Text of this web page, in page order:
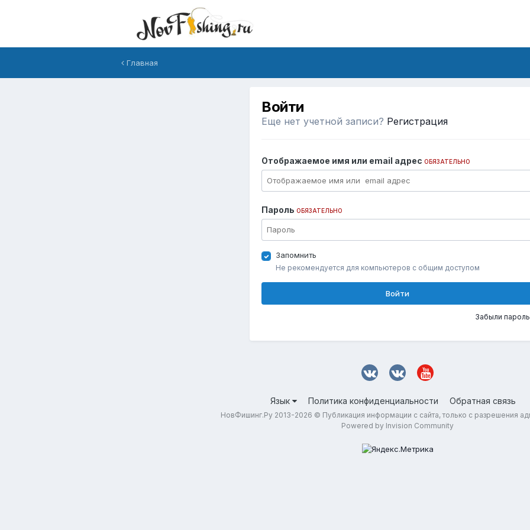
Главная
Войти
Еще нет учетной записи? Регистрация
Отображаемое имя или email адрес ОБЯЗАТЕЛЬНО
Пароль ОБЯЗАТЕЛЬНО
Запомнить
Не рекомендуется для компьютеров с общим доступом
Войти
Забыли
Язык Политика конфиденциальности Обратная связь
НовФишинг.Ру 2013-2026 © Публикация информации с сайта, только с разрешения
Powered by Invision Community